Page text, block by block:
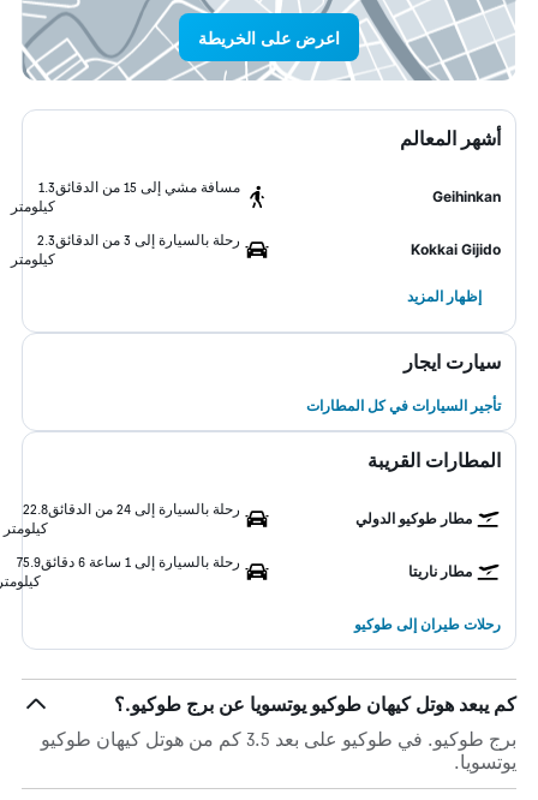
اعرض على الخريطة
أشهر المعالم
Geihinkan
مسافة مشي إلى 15 من الدقائق
1.3
كيلومتر
Kokkai Gijido
رحلة بالسيارة إلى 3 من الدقائق
2.3
كيلومتر
إظهار المزيد
سيارت ايجار
تأجير السيارات في كل المطارات
المطارات القريبة
مطار طوكيو الدولي
رحلة بالسيارة إلى 24 من الدقائق
22.8
كيلومتر
مطار ناريتا
رحلة بالسيارة إلى 1 ساعة 6 دقائق
75.9
رحلات طيران إلى طوكيو
كم يبعد هوتل كيهان طوكيو يوتسويا عن برج طوكيو.؟
برج طوكيو. في طوكيو على بعد 3.5 كم من هوتل كيهان طوكيو
يوتسويا.